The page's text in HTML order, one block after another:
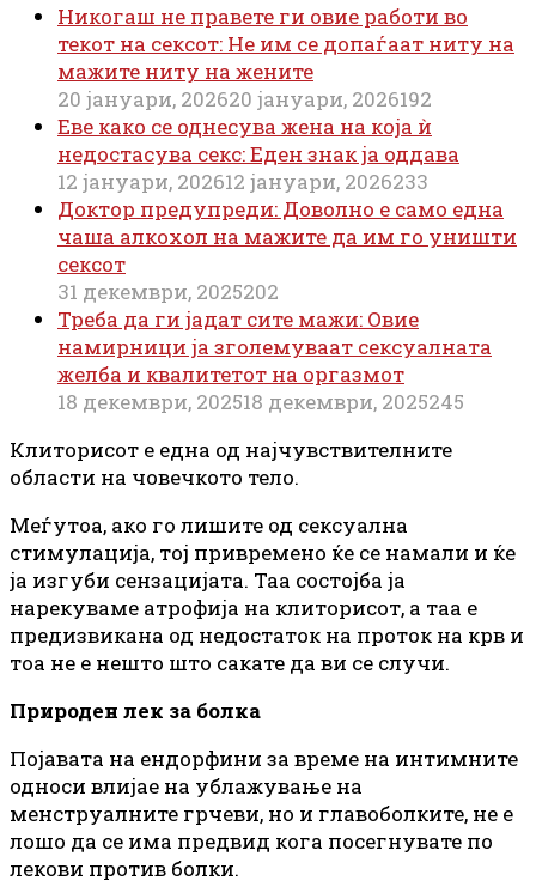
Никогаш не правете ги овие работи во
текот на сексот: Не им се допаѓаат ниту на
мажите ниту на жените
20 јануари, 202620 јануари, 2026192
Еве како се однесува жена на која ѝ
недостасува секс: Еден знак ја оддава
12 јануари, 202612 јануари, 2026233
Доктор предупреди: Доволно е само една
чаша алкохол на мажите да им го уништи
сексот
31 декември, 2025202
Треба да ги јадат сите мажи: Овие
намирници ја зголемуваат сексуалната
желба и квалитетот на оргазмот
18 декември, 202518 декември, 2025245
Клиторисот е една од најчувствителните
области на човечкото тело.
Меѓутоа, ако го лишите од сексуална
стимулација, тој привремено ќе се намали и ќе
ја изгуби сензацијата. Таа состојба ја
нарекуваме атрофија на клиторисот, а таа е
предизвикана од недостаток на проток на крв и
тоа не е нешто што сакате да ви се случи.
Природен лек за болка
Појавата на ендорфини за време на интимните
односи влијае на ублажување на
менструалните грчеви, но и главоболките, не е
лошо да се има предвид кога посегнувате по
лекови против болки.